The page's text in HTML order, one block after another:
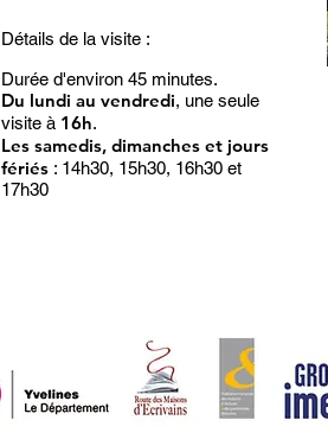
Détails de la visite :
Durée d'environ 45 minutes.
Du lundi au vendredi, une seule
visite à 16h.
Les samedis, dimanches et jours
fériés : 14h30, 15h30, 16h30 et
17h30